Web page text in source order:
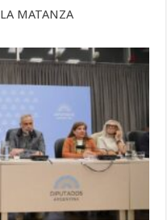
MATANZA